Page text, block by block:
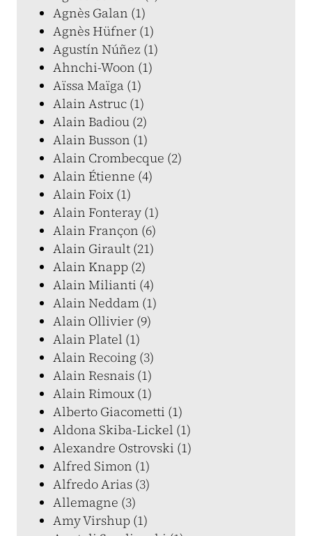
Agnès Galan (1)
Agnès Hüfner (1)
Agustín Núñez (1)
Ahnchi-Woon (1)
Aïssa Maïga (1)
Alain Astruc (1)
Alain Badiou (2)
Alain Busson (1)
Alain Crombecque (2)
Alain Étienne (4)
Alain Foix (1)
Alain Fonteray (1)
Alain Françon (6)
Alain Girault (21)
Alain Knapp (2)
Alain Milianti (4)
Alain Neddam (1)
Alain Ollivier (9)
Alain Platel (1)
Alain Recoing (3)
Alain Resnais (1)
Alain Rimoux (1)
Alberto Giacometti (1)
Aldona Skiba-Lickel (1)
Alexandre Ostrovski (1)
Alfred Simon (1)
Alfredo Arias (3)
Allemagne (3)
Amy Virshup (1)